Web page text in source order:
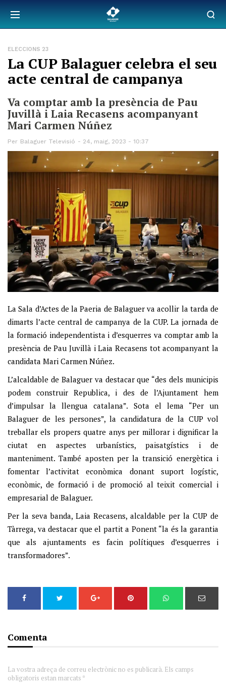
ELECCIONS 23
La CUP Balaguer celebra el seu
acte central de campanya
Va comptar amb la presència de Pau
Juvillà i Laia Recasens acompanyant
Mari Carmen Núñez
Per Balaguer Televisió 24, maig, 2023 - 10:37
La Sala d’Actes de la Paeria de Balaguer va acollir la tarda de
dimarts l’acte central de campanya de la CUP. La jornada de
la formació independentista i d’esquerres va comptar amb la
presència de Pau Juvillà i Laia Recasens tot acompanyant la
candidata Mari Carmen Núñez.
L’alcaldable de Balaguer va destacar que “des dels municipis
podem construir Republica, i des de l’Ajuntament hem
d’impulsar la llengua catalana”. Sota el lema “Per un
Balaguer de les persones”, la candidatura de la CUP vol
treballar els propers quatre anys per millorar i dignificar la
ciutat en aspectes urbanístics, paisatgístics i de
manteniment. També aposten per la transició energètica i
fomentar l’activitat econòmica donant suport logístic,
econòmic, de formació i de promoció al teixit comercial i
empresarial de Balaguer.
Per la seva banda, Laia Recasens, alcaldable per la CUP de
Tàrrega, va destacar que el partit a Ponent “la és la garantia
que als ajuntaments es facin polítiques d’esquerres i
transformadores”.
Comenta
La vostra adreça de correu electrònic no es publicarà. Els camps
obligatoris estan marcats *